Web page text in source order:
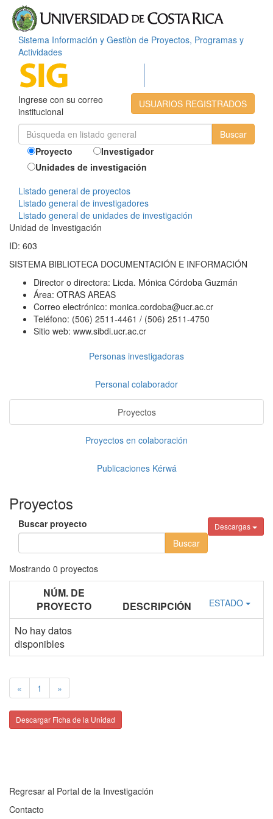
Sistema Información y Gestiòn de Proyectos, Programas y
Actividades
USUARIOS REGISTRADOS
Ingrese con su correo
institucional
Proyecto
Investigador
Unidades de investigación
Listado general de proyectos
Listado general de investigadores
Listado general de unidades de investigación
Unidad de Investigación
ID: 603
SISTEMA BIBLIOTECA DOCUMENTACIÓN E INFORMACIÓN
Director o directora: Licda. Mónica Córdoba Guzmán
Área: OTRAS AREAS
Correo electrónico: monica.cordoba@ucr.ac.cr
Teléfono: (506) 2511-4461 / (506) 2511-4750
Sitio web: www.sibdi.ucr.ac.cr
Personas investigadoras
Personal colaborador
Proyectos
Proyectos en colaboración
Publicaciones Kérwá
Proyectos
Descargas
Buscar proyecto
Mostrando 0 proyectos
NÚM. DE
PROYECTO
DESCRIPCIÓN ESTADO
No hay datos
disponibles
« 1 »
Descargar Ficha de la Unidad
Regresar al Portal de la Investigación
Contacto